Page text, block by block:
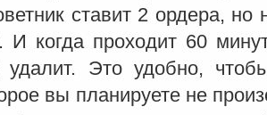
ставит 2 ордера,
И когда проходит 60
удалит. Это удобно,
вы планируете не